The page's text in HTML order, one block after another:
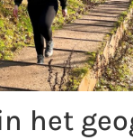
het